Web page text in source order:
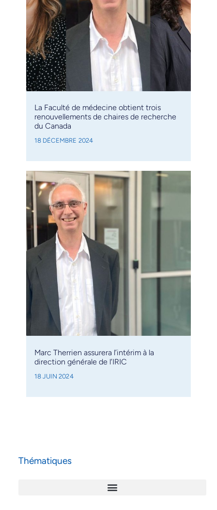
La Faculté de médecine obtient trois
renouvellements de chaires de recherche
du Canada
18 DÉCEMBRE 2024
Marc Therrien assurera l’intérim à la
direction générale de l’IRIC
18 JUIN 2024
Thématiques